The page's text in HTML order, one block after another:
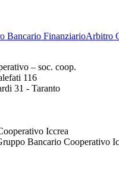
Bancario FinanziarioArbitro
– soc. coop.
116
31 - Taranto
Iccrea
Bancario Cooperativo